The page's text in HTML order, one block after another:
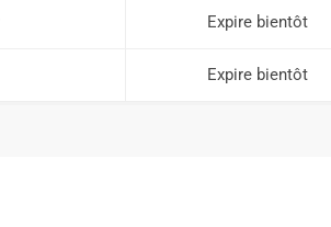
Expire bientôt
Expire bientôt